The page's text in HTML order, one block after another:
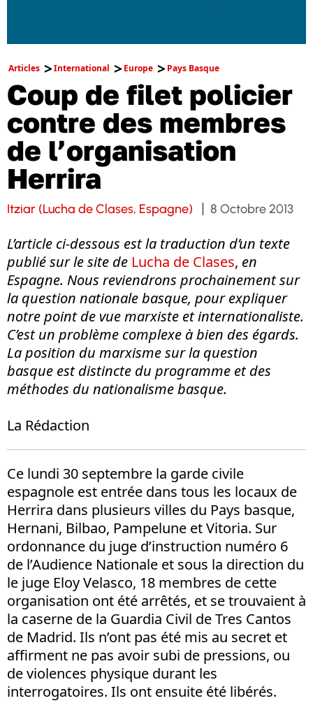
Articles International Europe Pays Basque
Coup de filet policier
contre des membres
de l’organisation
Herrira
Itziar (Lucha de Clases, Espagne) 8 Octobre 2013
L’article ci-dessous est la traduction d’un texte
publié sur le site de Lucha de Clases, en
Espagne. Nous reviendrons prochainement sur
la question nationale basque, pour expliquer
notre point de vue marxiste et internationaliste.
C’est un problème complexe à bien des égards.
La position du marxisme sur la question
basque est distincte du programme et des
méthodes du nationalisme basque.
La Rédaction
Ce lundi 30 septembre la garde civile
espagnole est entrée dans tous les locaux de
Herrira dans plusieurs villes du Pays basque,
Hernani, Bilbao, Pampelune et Vitoria. Sur
ordonnance du juge d’instruction numéro 6
de l’Audience Nationale et sous la direction du
le juge Eloy Velasco, 18 membres de cette
organisation ont été arrêtés, et se trouvaient à
la caserne de la Guardia Civil de Tres Cantos
de Madrid. Ils n’ont pas été mis au secret et
affirment ne pas avoir subi de pressions, ou
de violences physique durant les
interrogatoires. Ils ont ensuite été libérés.